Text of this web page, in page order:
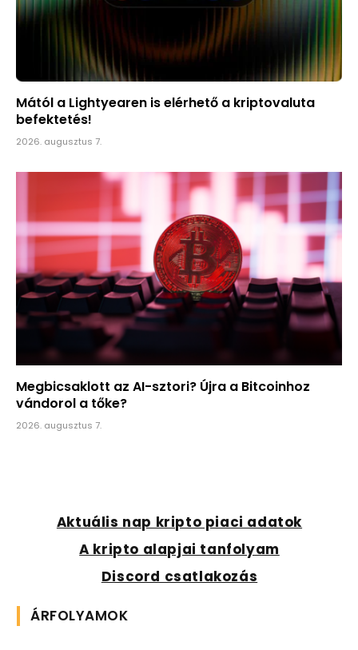
Mától a Lightyearen is elérhető a kriptovaluta
befektetés!
2026. augusztus 7.
Megbicsaklott az AI-sztori? Újra a Bitcoinhoz
vándorol a tőke?
2026. augusztus 7.
Aktuális nap kripto piaci adatok
A kripto alapjai tanfolyam
Discord csatlakozás
ÁRFOLYAMOK